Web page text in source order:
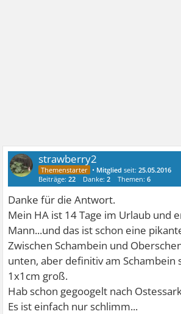
strawberry2
• Mitglied seit:25.05.2016
Beiträge:22 Danke:2 Themen:6
Danke für die Antwort.
Mein HA ist 14 Tage im Urlaub und
Mann...und das ist schon eine
Zwischen Schambein und
unten, aber definitiv am Schambein
1x1cm groß.
Hab schon gegoogelt nach
Es ist einfach nur schlimm...